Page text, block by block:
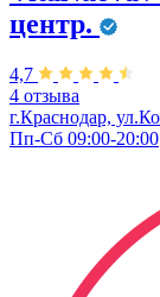
центр.
4,7
4 отзыва
г.Краснодар,
Пп-Сб 09:00-20:00